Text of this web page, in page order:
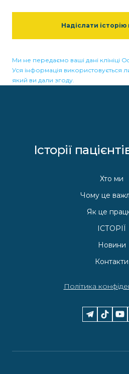
Надіслати
Ми не передаємо ваші дані клініці
Уся інформація використовується
який ви дали згоду.
Історії
Хто ми
Чому це
Як це
ІСТОРІЇ
Новини
Контакти
Політика